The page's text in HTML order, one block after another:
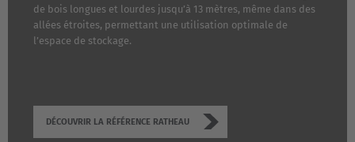
de bois longues et lourdes jusqu’à 13 mètres, même dans des
allées étroites, permettant une utilisation optimale de
l’espace de stockage.
DÉCOUVRIR LA RÉFÉRENCE RATHEAU